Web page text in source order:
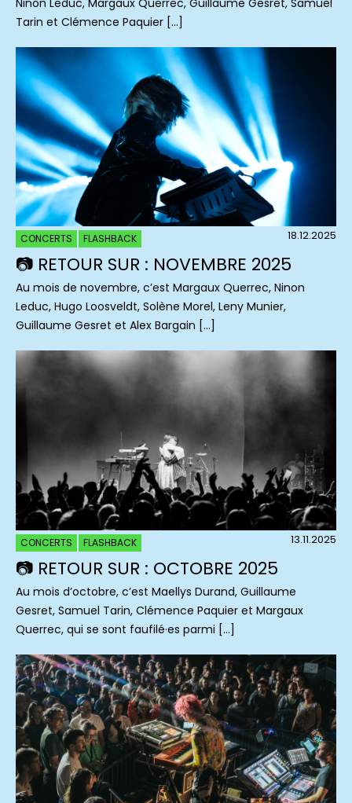
Tarin et Clémence Paquier […]
CONCERTS FLASHBACK 18.12.2025
📷 RETOUR SUR : NOVEMBRE 2025
Au mois de novembre, c’est Margaux Querrec, Ninon
Leduc, Hugo Loosveldt, Solène Morel, Leny Munier,
Guillaume Gesret et Alex Bargain […]
CONCERTS FLASHBACK 13.11.2025
📷 RETOUR SUR : OCTOBRE 2025
Au mois d’octobre, c’est Maellys Durand, Guillaume
Gesret, Samuel Tarin, Clémence Paquier et Margaux
Querrec, qui se sont faufilé·es parmi […]